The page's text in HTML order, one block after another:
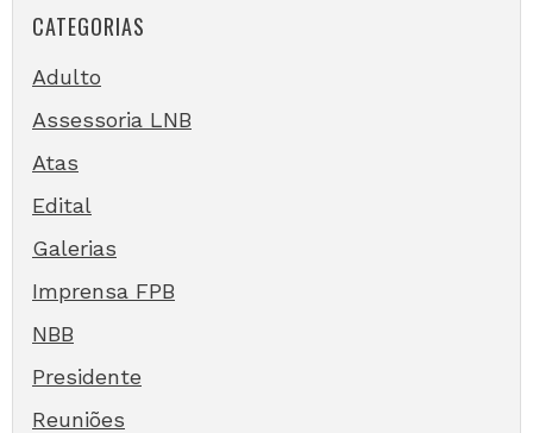
CATEGORIAS
Adulto
Assessoria LNB
Atas
Edital
Galerias
Imprensa FPB
NBB
Presidente
Reuniões